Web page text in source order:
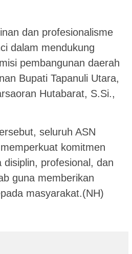
dan profesionalisme
dalam mendukung
pembangunan daerah
Bupati Tapanuli Utara,
Hutabarat, S.Si.,
seluruh ASN
komitmen
profesional, dan
guna memberikan
masyarakat.(NH)